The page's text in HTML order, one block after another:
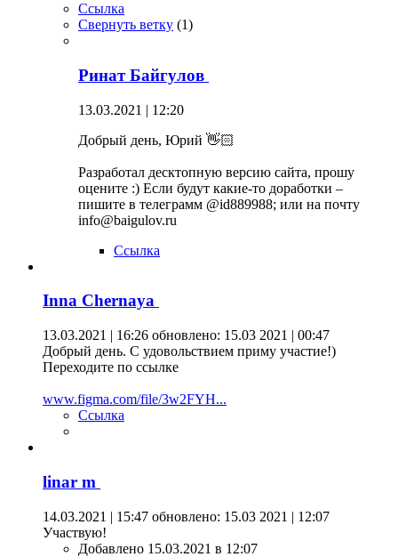
Ссылка
Свернуть ветку (1)
Ринат Байгулов
13.03.2021 | 12:20
Добрый день, Юрий 👋🏻
Разработал десктопную версию сайта, прошу
оцените :) Если будут какие-то доработки –
пишите в телеграмм @id889988; или на почту
info@baigulov.ru
Ссылка
Inna Chernaya
13.03.2021 | 16:26 обновлено: 15.03 2021 | 00:47
Добрый день. С удовольствием приму участие!)
Переходите по ссылке
www.figma.com/file/3w2FYH...
Ссылка
linar m
14.03.2021 | 15:47 обновлено: 15.03 2021 | 12:07
Участвую!
Добавлено 15.03.2021 в 12:07